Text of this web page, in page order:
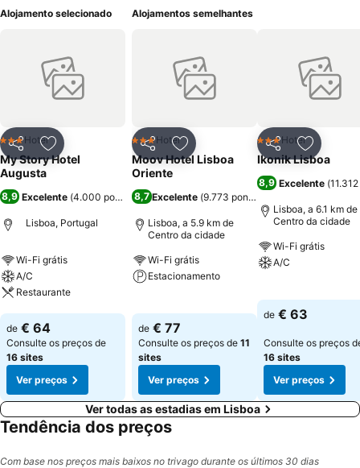
Alojamento selecionado
PartilharAdicionar aos favoritos
3 Estrelas
Hotel
My Story Hotel
Augusta
8,9 Excelente (4.000 pontuações)
Lisboa, Portugal
Wi-Fi grátis
A/C
Restaurante
Ver preços
de € 64
Consulte os preços de
16 sites
Ver preços
Alojamentos semelhantes
PartilharAdicionar aos favoritos
3 Estrelas
Hotel
Moov Hotel Lisboa
Oriente
8,7 Excelente (9.773 pontuações
Lisboa, a 5.9 km de
Centro da cidade
Wi-Fi grátis
Estacionamento
de € 77
Consulte os preços de 11
sites
Ver preços
Partilhar
3 Estrelas
Hotel
Ikonik Lisboa
8,9 Excelente (
Lisboa, a 6.1 km de
Centro da cidade
Wi-Fi grátis
A/C
de € 63
Consulte os preços
16 sites
Ver preços
Ver todas as estadias em Lisboa
Tendência dos preços
Com base nos preços mais baixos no trivago durante os últimos 30 dias